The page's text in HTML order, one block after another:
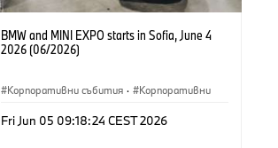
BMW and MINI EXPO starts in Sofia, June 4
2026 (06/2026)
Корпоративни събития · Корпоративни
Fri Jun 05 09:18:24 CEST 2026